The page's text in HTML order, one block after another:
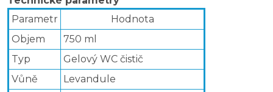
Parametr
Hodnota
Objem
750 ml
Typ
Gelový WC čistič
Vůně
Levandule